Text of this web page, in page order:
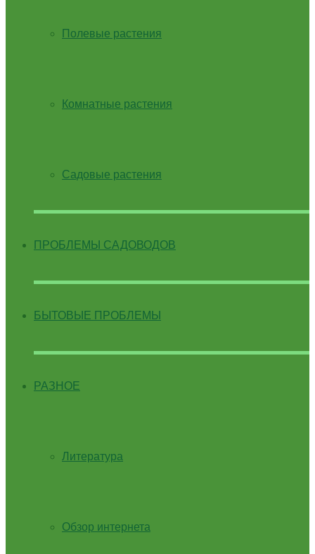
Полевые растения
Комнатные растения
Садовые растения
ПРОБЛЕМЫ САДОВОДОВ
БЫТОВЫЕ ПРОБЛЕМЫ
РАЗНОЕ
Литература
Обзор интернета